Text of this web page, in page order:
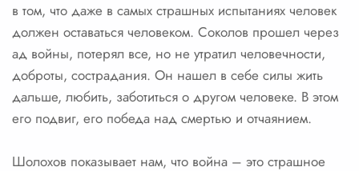
в том, что даже в самых страшных испытаниях человек
должен оставаться человеком. Соколов прошел через
ад войны, потерял все, но не утратил человечности,
доброты, сострадания. Он нашел в себе силы жить
дальше, любить, заботиться о другом человеке. В этом
его подвиг, его победа над смертью и отчаянием.
Шолохов показывает нам, что война – это страшное